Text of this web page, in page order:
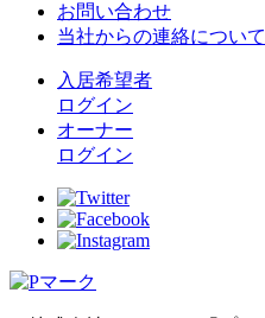
お問い合わせ
当社からの連絡について
入居希望者
ログイン
オーナー
ログイン